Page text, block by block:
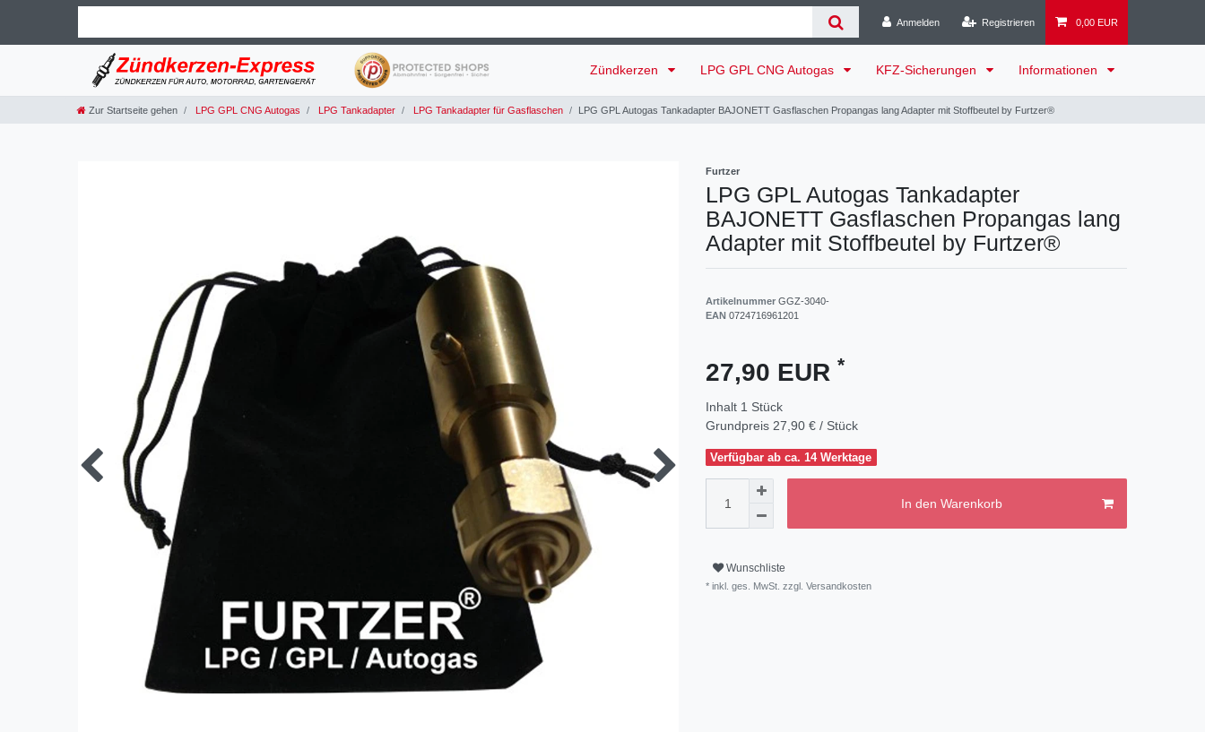
Anmelden Registrieren 0,00 EUR
Zündkerzen LPG GPL CNG Autogas KFZ-Sicherungen Informationen
Zur Startseite gehen LPG GPL CNG Autogas LPG Tankadapter LPG Tankadapter für Gasflaschen LPG GPL Autogas Tankadapter BAJONETT Gasflaschen Propangas lang Adapter mit Stoffbeutel by Furtzer®
Furtzer
LPG GPL Autogas Tankadapter
BAJONETT Gasflaschen Propangas lang
Adapter mit Stoffbeutel by Furtzer®
Artikelnummer GGZ-3040-
EAN 0724716961201
27,90 EUR *
Inhalt 1 Stück
Grundpreis 27,90 € / Stück
Verfügbar ab ca. 14 Werktage
In den Warenkorb
Wunschliste
* inkl. ges. MwSt. zzgl. Versandkosten